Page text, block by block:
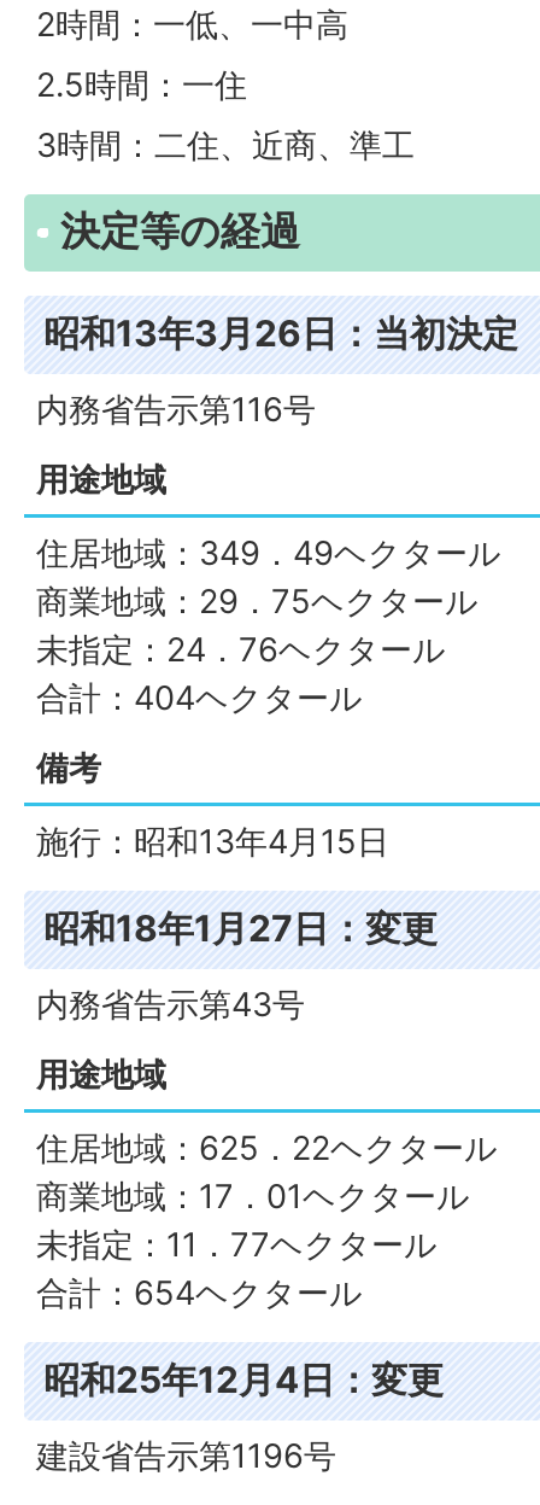
2時間：一低、一中高
2.5時間：一住
3時間：二住、近商、準工
決定等の経過
昭和13年3月26日：当初決定
内務省告示第116号
用途地域
住居地域：349．49ヘクタール
商業地域：29．75ヘクタール
未指定：24．76ヘクタール
合計：404ヘクタール
備考
施行：昭和13年4月15日
昭和18年1月27日：変更
内務省告示第43号
用途地域
住居地域：625．22ヘクタール
商業地域：17．01ヘクタール
未指定：11．77ヘクタール
合計：654ヘクタール
昭和25年12月4日：変更
建設省告示第1196号